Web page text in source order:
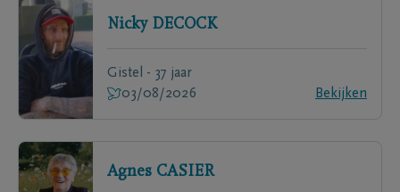
Nicky DECOCK
Gistel - 37 jaar
03/08/2026
Bekijken
Agnes CASIER